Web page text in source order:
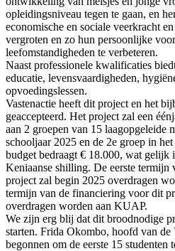
opleidingsniveau tegen te gaan, en
economische en sociale veerkracht
vergroten en zo hun persoonlijke
leefomstandigheden te verbeteren.
Naast professionele kwalificaties
educatie, levensvaardigheden,
opvoedingslessen.
Vastenactie heeft dit project en het
geaccepteerd. Het project zal een
aan 2 groepen van 15 laagopgeleide
schooljaar 2025 en de 2e groep in
budget bedraagt € 18.000, wat gelijk
Keniaanse shilling. De eerste
project zal begin 2025 overdragen
termijn van de financiering voor dit
overdragen worden aan KUAP.
We zijn erg blij dat dit broodnodige
starten. Frida Okombo, hoofd van de
begonnen om de eerste 15 studenten